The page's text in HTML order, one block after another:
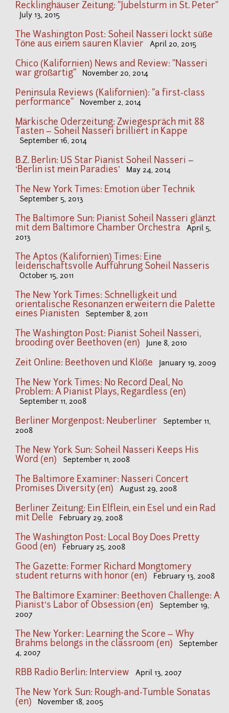
Recklinghäuser Zeitung: "Jubelsturm in St. Peter"
July 13, 2015
The Washington Post: Soheil Nasseri lockt süße
Töne aus einem sauren Klavier
April 20, 2015
Chico (Kalifornien) News and Review: "Nasseri
war großartig"
November 20, 2014
Peninsula Reviews (Kalifornien): "a first-class
performance"
November 2, 2014
Märkische Oderzeitung: Zwiegespräch mit 88
Tasten – Soheil Nasseri brilliert in Kappe
September 16, 2014
B.Z. Berlin: US Star Pianist Soheil Nasseri –
‘Berlin ist mein Paradies’
May 24, 2014
The New York Times: Emotion über Technik
September 5, 2013
The Baltimore Sun: Pianist Soheil Nasseri glänzt
mit dem Baltimore Chamber Orchestra
April 5,
2013
The Aptos (Kalifornien) Times: Eine
leidenschaftsvolle Aufführung Soheil Nasseris
October 15, 2011
The New York Times: Schnelligkeit und
orientalische Resonanzen erweitern die Palette
eines Pianisten
September 8, 2011
The Washington Post: Pianist Soheil Nasseri,
brooding over Beethoven (en)
June 8, 2010
Zeit Online: Beethoven und Klöße January 19, 2009
The New York Times: No Record Deal, No
Problem: A Pianist Plays, Regardless (en)
September 11, 2008
Berliner Morgenpost: Neuberliner
September 11,
2008
The New York Sun: Soheil Nasseri Keeps His
Word (en)
September 11, 2008
The Baltimore Examiner: Nasseri Concert
Promises Diversity (en)
August 29, 2008
Berliner Zeitung: Ein Elflein, ein Esel und ein Rad
mit Delle
February 29, 2008
The Washington Post: Local Boy Does Pretty
Good (en)
February 25, 2008
The Gazette: Former Richard Mongtomery
student returns with honor (en)
February 13, 2008
The Baltimore Examiner: Beethoven Challenge: A
Pianist’s Labor of Obsession (en)
September 19,
2007
The New Yorker: Learning the Score – Why
Brahms belongs in the classroom (en)
September
4, 2007
RBB Radio Berlin: Interview April 13, 2007
The New York Sun: Rough-and-Tumble Sonatas
(en)
November 18, 2005